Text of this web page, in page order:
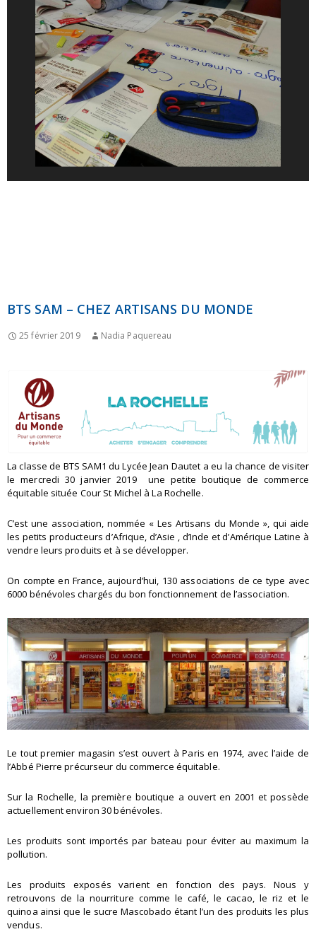
BTS SAM – CHEZ ARTISANS DU MONDE
25 février 2019 Nadia Paquereau
La classe de BTS SAM1 du Lycée Jean Dautet a eu la chance de visiter
le mercredi 30 janvier 2019 une petite boutique de commerce
équitable située Cour St Michel à La Rochelle.
C’est une association, nommée « Les Artisans du Monde », qui aide
les petits producteurs d’Afrique, d’Asie , d’Inde et d’Amérique Latine à
vendre leurs produits et à se développer.
On compte en France, aujourd’hui, 130 associations de ce type avec
6000 bénévoles chargés du bon fonctionnement de l’association.
Le tout premier magasin s’est ouvert à Paris en 1974, avec l’aide de
l’Abbé Pierre précurseur du commerce équitable.
Sur la Rochelle, la première boutique a ouvert en 2001 et possède
actuellement environ 30 bénévoles.
Les produits sont importés par bateau pour éviter au maximum la
pollution.
Les produits exposés varient en fonction des pays. Nous y
retrouvons de la nourriture comme le café, le cacao, le riz et le
quinoa ainsi que le sucre Mascobado étant l’un des produits les plus
vendus.